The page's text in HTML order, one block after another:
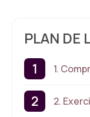
PLAN DE
1.
2.